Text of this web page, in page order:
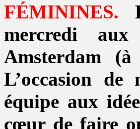
FÉMININES.
mercredi
Amsterdam
L’occasion
équipe aux
cœur de faire